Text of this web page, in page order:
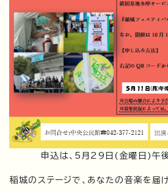
申込は、5月29日(金曜日)午
稲城のステージで、あなたの音楽を届